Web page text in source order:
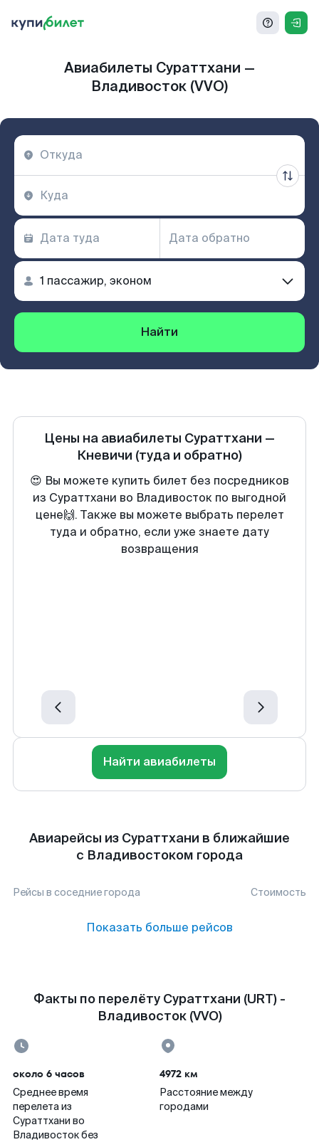
Авиабилеты Сураттхани —
Владивосток (VVO)
Найти
Цены на авиабилеты Сураттхани —
Кневичи (туда и обратно)
😍 Вы можете купить билет без посредников
из Сураттхани во Владивосток по выгодной
цене🙌. Также вы можете выбрать перелет
туда и обратно, если уже знаете дату
возвращения
Найти авиабилеты
Авиарейсы из Сураттхани в ближайшие
с Владивостоком города
Рейсы в соседние города Стоимость
Показать больше рейсов
Факты по перелёту Сураттхани (URT) -
Владивосток (VVO)
около 6 часов
Среднее время
перелета из
Сураттхани во
Владивосток без
4972 км
Расстояние между
городами